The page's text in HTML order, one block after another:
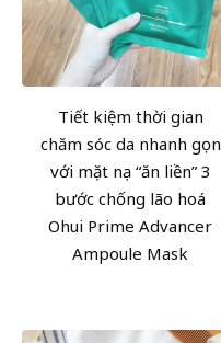
Tiết kiệm thời gian
chăm sóc da nhanh gọn
với mặt nạ “ăn liền” 3
bước chống lão hoá
Ohui Prime Advancer
Ampoule Mask